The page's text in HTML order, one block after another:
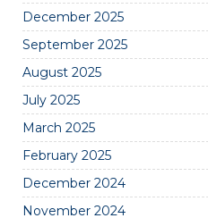
December 2025
September 2025
August 2025
July 2025
March 2025
February 2025
December 2024
November 2024